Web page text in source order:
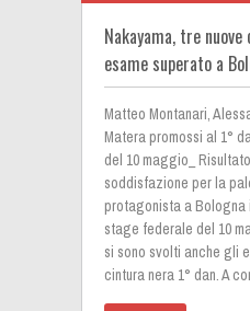
Nakayama, tre
esame superato a
Matteo Montanari,
Matera promossi al 1°
del 10 maggio_
soddisfazione per la
protagonista a Bologna
stage federale del 10
si sono svolti anche gli
cintura nera 1° dan. A